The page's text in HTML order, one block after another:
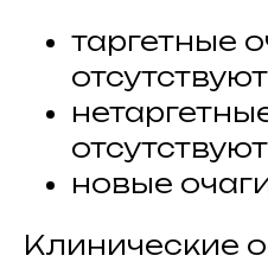
таргетные
отсутствуют
отсутствуют
новые
Клинические